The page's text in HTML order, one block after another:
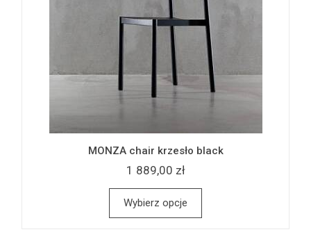
MONZA chair krzesło black
1 889,00 zł
Wybierz opcje